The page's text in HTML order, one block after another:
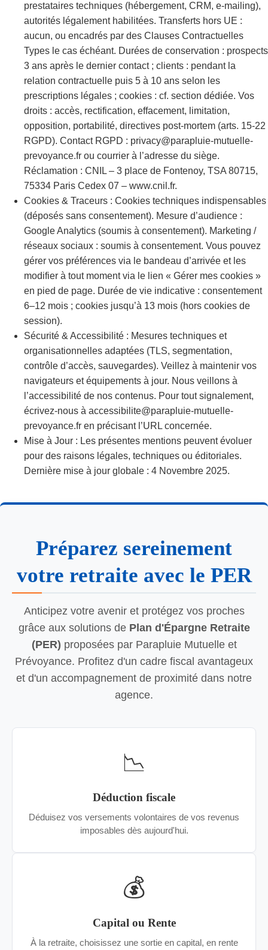
prestataires techniques (hébergement, CRM, e-mailing),
autorités légalement habilitées. Transferts hors UE :
aucun, ou encadrés par des Clauses Contractuelles
Types le cas échéant. Durées de conservation : prospects
3 ans après le dernier contact ; clients : pendant la
relation contractuelle puis 5 à 10 ans selon les
prescriptions légales ; cookies : cf. section dédiée. Vos
droits : accès, rectification, effacement, limitation,
opposition, portabilité, directives post-mortem (arts. 15-22
RGPD). Contact RGPD : privacy@parapluie-mutuelle-
prevoyance.fr ou courrier à l’adresse du siège.
Réclamation : CNIL – 3 place de Fontenoy, TSA 80715,
75334 Paris Cedex 07 – www.cnil.fr.
Cookies & Traceurs : Cookies techniques indispensables
(déposés sans consentement). Mesure d’audience :
Google Analytics (soumis à consentement). Marketing /
réseaux sociaux : soumis à consentement. Vous pouvez
gérer vos préférences via le bandeau d’arrivée et les
modifier à tout moment via le lien « Gérer mes cookies »
en pied de page. Durée de vie indicative : consentement
6–12 mois ; cookies jusqu’à 13 mois (hors cookies de
session).
Sécurité & Accessibilité : Mesures techniques et
organisationnelles adaptées (TLS, segmentation,
contrôle d’accès, sauvegardes). Veillez à maintenir vos
navigateurs et équipements à jour. Nous veillons à
l’accessibilité de nos contenus. Pour tout signalement,
écrivez-nous à accessibilite@parapluie-mutuelle-
prevoyance.fr en précisant l’URL concernée.
Mise à Jour : Les présentes mentions peuvent évoluer
pour des raisons légales, techniques ou éditoriales.
Dernière mise à jour globale : 4 Novembre 2025.
Préparez sereinement
votre retraite avec le PER
Anticipez votre avenir et protégez vos proches
grâce aux solutions de Plan d'Épargne Retraite
(PER) proposées par Parapluie Mutuelle et
Prévoyance. Profitez d'un cadre fiscal avantageux
et d'un accompagnement de proximité dans notre
agence.
📉
Déduction fiscale
Déduisez vos versements volontaires de vos revenus
imposables dès aujourd'hui.
💰
Capital ou Rente
À la retraite, choisissez une sortie en capital, en rente